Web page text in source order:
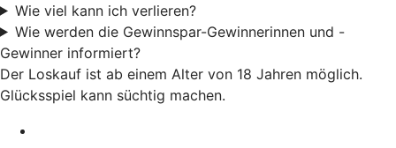
Wie viel kann ich verlieren?
Wie werden die Gewinnspar-Gewinnerinnen und -
Gewinner informiert?
Der Loskauf ist ab einem Alter von 18 Jahren möglich.
Glücksspiel kann süchtig machen.